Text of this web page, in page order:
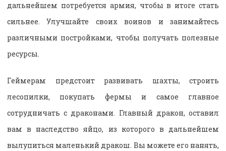
дальнейшем потребуется армия, чтобы в итоге стать
сильнее. Улучшайте своих воинов и занимайтесь
различными постройками, чтобы получать полезные
ресурсы.
Геймерам предстоит развивать шахты, строить
лесопилки, покупать фермы и самое главное
сотрудничать с драконами. Главный дракон, оставил
вам в наследство яйцо, из которого в дальнейшем
вылупиться маленький дракош. Вы можете его нанять,